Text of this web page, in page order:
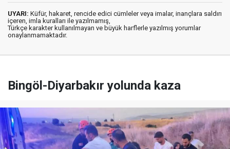
UYARI: Küfür, hakaret, rencide edici cümleler veya imalar, inançlara saldırı
içeren, imla kuralları ile yazılmamış,
Türkçe karakter kullanılmayan ve büyük harflerle yazılmış yorumlar
onaylanmamaktadır.
Bingöl-Diyarbakır yolunda kaza